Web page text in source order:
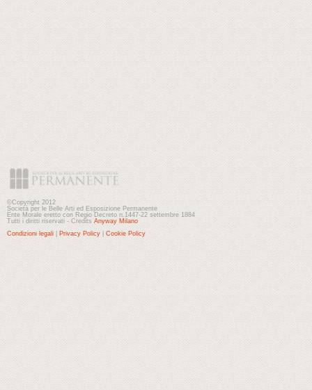
©Copyright 2012
Società per le Belle Arti ed Esposizione Permanente
Ente Morale eretto con Regio Decreto n.1447-22 settembre 1884
Tutti i diritti riservati - Credits Anyway Milano
Condizioni legali
Privacy Policy Cookie Policy